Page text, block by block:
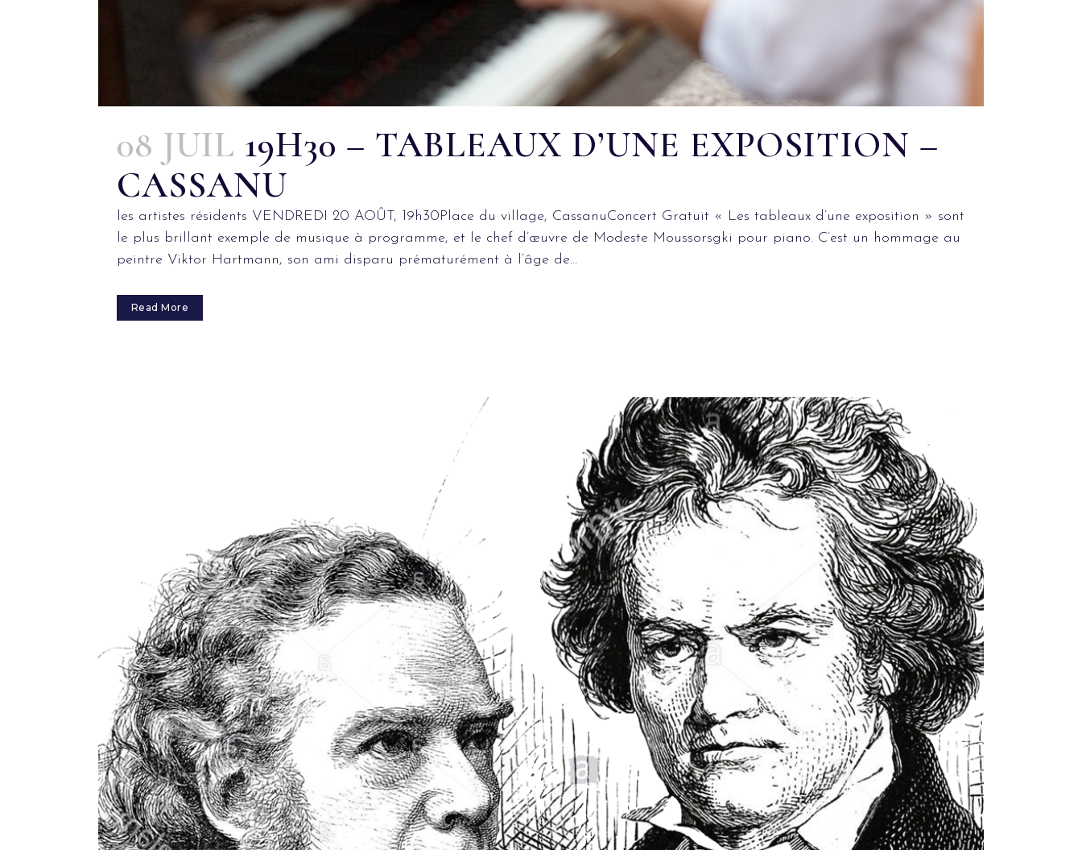
08 JUIL 19H30 – TABLEAUX D’UNE EXPOSITION –
CASSANU
les artistes résidents VENDREDI 20 AOÛT, 19h30Place du village, CassanuConcert Gratuit « Les tableaux d’une exposition » sont
le plus brillant exemple de musique à programme, et le chef d’œuvre de Modeste Moussorsgki pour piano. C’est un hommage au
peintre Viktor Hartmann, son ami disparu prématurément à l’âge de...
Read More